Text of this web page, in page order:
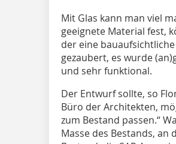
Mit Glas kann man viel
geeignete Material fest,
der eine
gezaubert, es wurde
und sehr funktional.
Der Entwurf sollte, so
Büro der Architekten,
zum Bestand passen.“
Masse des Bestands,